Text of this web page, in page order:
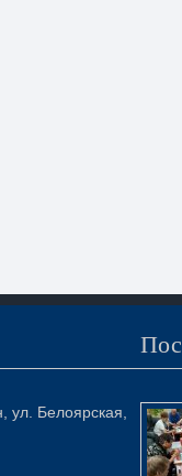
ул. Белоярская,